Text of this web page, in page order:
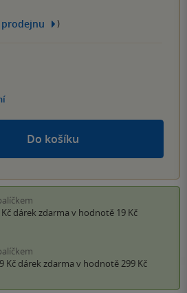
)
Do košíku
dárek zdarma v hodnotě 19 Kč
Kč dárek zdarma v hodnotě 299 Kč